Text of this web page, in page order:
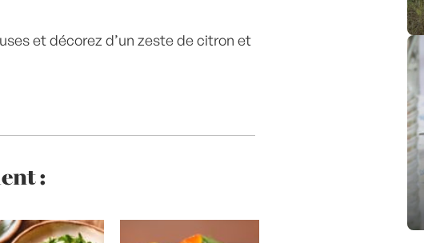
et décorez d’un zeste de citron et
: